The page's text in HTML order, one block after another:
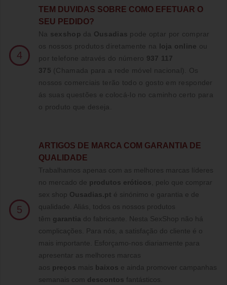
4
TE M DUVIDAS SOBRE COMO EFETUAR O
SEU PEDIDO?
Na sexshop da Ousadias pode optar por comprar
os nossos produtos diretamente na loja online ou
por telefone através do número 937 117
375 (Chamada para a rede móvel nacional)
. Os
nossos comerciais terão todo o gosto em responder
ás suas questões e colocá-lo no caminho certo para
o produto que deseja.
5
ARTIGOS DE MARCA COM GARANTIA DE
QUALIDADE
Trabalhamos apenas com as melhores marcas líderes
no mercado de produtos eróticos , pelo que comprar
sex shop Ousadias.pt é sinónimo e garantia e de
qualidade. Aliás, todos os nossos produtos
têm garantia do fabricante. Nesta SexShop não há
complicações. Para nós, a satisfação do cliente é o
mais importante. Esforçamo-nos diariamente para
apresentar as melhores marcas
aos preços mais baixos e ainda promover campanhas
semanais com descontos fantásticos.